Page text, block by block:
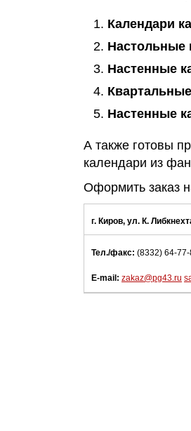
Календари
Настольные
Настенные
Настенные
А также готовы
календари из
Оформить заказ
г. Киров, ул. К.
Тел./факс: (8332) 64-
E-mail: zakaz@pg43.ru